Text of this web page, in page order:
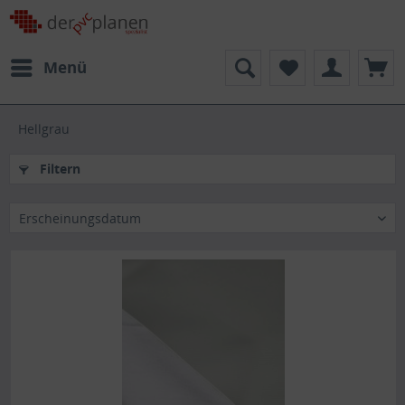
Menü
Hellgrau
Filtern
Erscheinungsdatum